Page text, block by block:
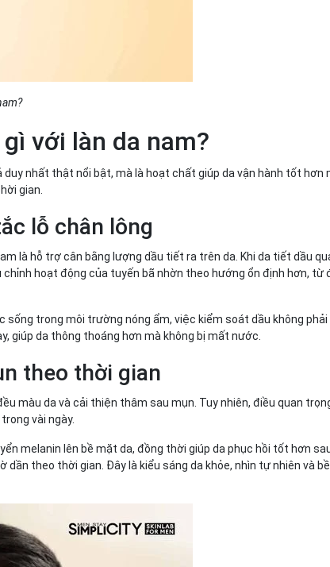
với làn da nam?
nhất thật nổi bật, mà là hoạt chất giúp da vận hành tốt hơn
gian.
lỗ chân lông
là hỗ trợ cân bằng lượng dầu tiết ra trên da. Khi da tiết dầu
hoạt động của tuyến bã nhờn theo hướng ổn định hơn, từ
trong môi trường nóng ẩm, việc kiểm soát dầu không phải
giúp da thông thoáng hơn mà không bị mất nước.
theo thời gian
màu da và cải thiện thâm sau mụn. Tuy nhiên, điều quan
vài ngày.
melanin lên bề mặt da, đồng thời giúp da phục hồi tốt hơn
theo thời gian. Đây là kiểu sáng da khỏe, nhìn tự nhiên và